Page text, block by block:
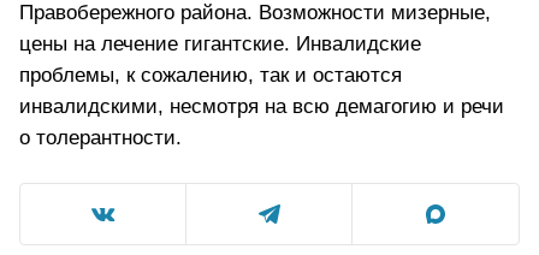
Правобережного района. Возможности мизерные,
цены на лечение гигантские. Инвалидские
проблемы, к сожалению, так и остаются
инвалидскими, несмотря на всю демагогию и речи
о толерантности.